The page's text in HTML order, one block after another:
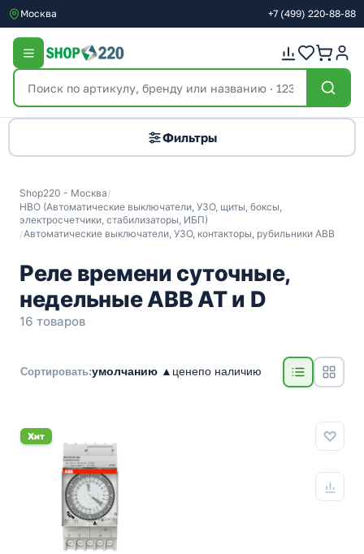
Москва +7 (499) 220-88-88
Фильтры
Shop220 - Москва/
НВО (Автоматические выключатели, УЗО, щиты, боксы,
электросчетчики, стабилизаторы, ИБП)
/Автоматические выключатели, УЗО, контакторы, рубильники ABB
Реле времени суточные,
недельные ABB AT и D
16 товаров
Сортировать:умолчанию ▲ ценепо наличию
Хит